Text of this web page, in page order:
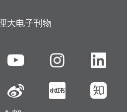
大电子刊物
YouTube
新浪微博小红书知